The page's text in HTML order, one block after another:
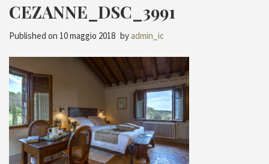
CEZANNE_DSC_3991
Published on 10 maggio 2018 byadmin_ic